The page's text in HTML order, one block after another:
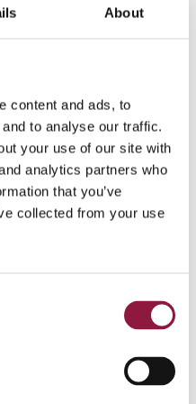
About
content and ads, to
to analyse our traffic.
your use of our site with
analytics partners who
that you’ve
collected from your use
ekstra fjær i
oss i Gartners
analyse. Vi har
utviklet
løsningene
våre et Nordisk
marked som
ikke bare har
vil treffe også europeiske
Chief Product Officer i
å gi underleverandører